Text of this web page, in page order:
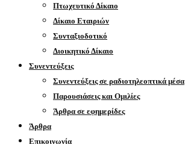
Πτωχευτικό Δίκαιο
Δίκαιο Εταιριών
Συνταξιοδοτικό
Διοικητικό Δίκαιο
Συνεντεύξεις
Συνεντεύξεις σε ραδιοτηλεοπτικά μέσα
Παρουσιάσεις και Ομιλίες
Άρθρα σε εφημερίδες
Άρθρα
Επικοινωνία